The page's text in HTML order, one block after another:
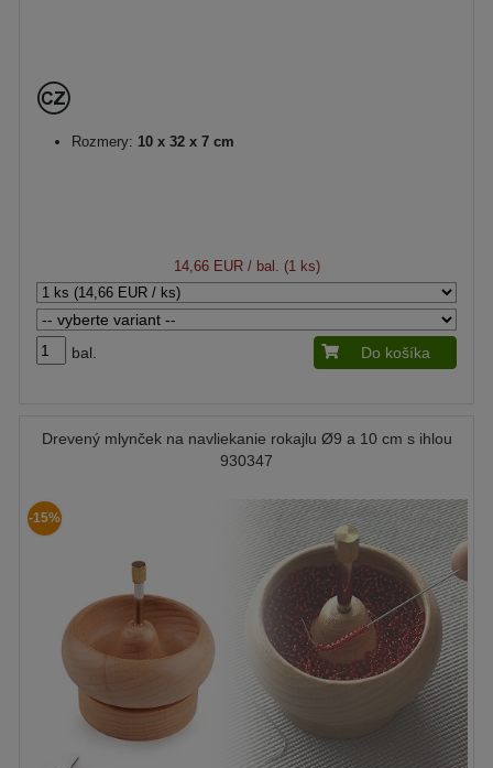
Rozmery: 10 x 32 x 7 cm
14,66 EUR/ bal. (1 ks)
bal. Do košíka
Drevený mlynček na navliekanie rokajlu Ø9 a 10 cm s ihlou
930347
-15%